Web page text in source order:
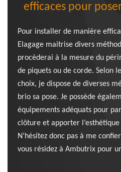
efficaces pour
Pour installer de manière
Elagage maitrise divers
procèderai à la mesure du
de piquets ou de corde. Selon
choix, je dispose de diverses
brio sa pose. Je possède
équipements adéquats pour
clôture et apporter
N’hésitez donc pas à me
vous résidez à Ambutrix pour